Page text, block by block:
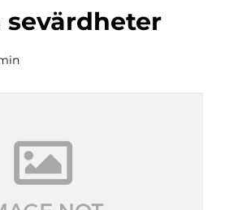
sevärdheter